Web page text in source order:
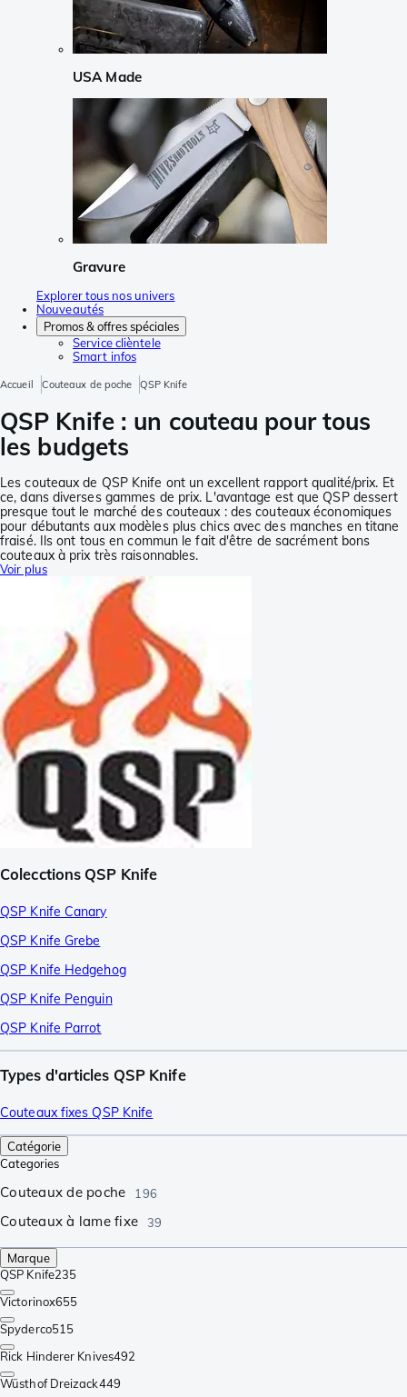
USA Made
Gravure
Explorer tous nos univers
Nouveautés
Promos & offres spéciales
Service clièntele
Smart infos
Accueil Couteaux de poche QSP Knife
QSP Knife : un couteau pour tous
les budgets
Les couteaux de QSP Knife ont un excellent rapport qualité/prix. Et
ce, dans diverses gammes de prix. L'avantage est que QSP dessert
presque tout le marché des couteaux : des couteaux économiques
pour débutants aux modèles plus chics avec des manches en titane
fraisé. Ils ont tous en commun le fait d'être de sacrément bons
couteaux à prix très raisonnables.
Voir plus
Colecctions QSP Knife
QSP Knife Canary
QSP Knife Grebe
QSP Knife Hedgehog
QSP Knife Penguin
QSP Knife Parrot
Types d'articles QSP Knife
Couteaux fixes QSP Knife
Catégorie
Categories
Couteaux de poche 196
Couteaux à lame fixe 39
Marque
QSP Knife235
Victorinox655
Spyderco515
Rick Hinderer Knives492
Wüsthof Dreizack449